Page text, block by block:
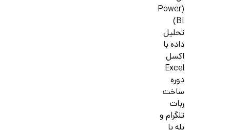
(Power
BI)
تحلیل
داده با
اکسل
Excel
دوره
ساخت
ربات
تلگرام و